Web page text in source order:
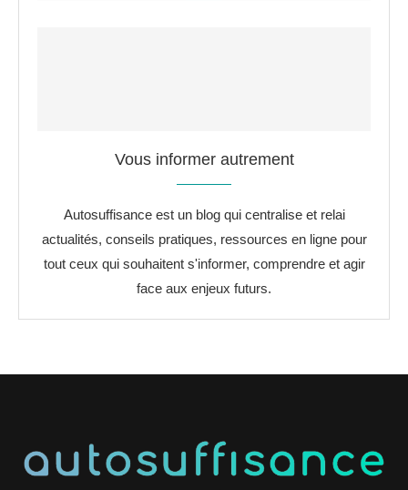
Vous informer autrement
Autosuffisance est un blog qui centralise et relai
actualités, conseils pratiques, ressources en ligne pour
tout ceux qui souhaitent s'informer, comprendre et agir
face aux enjeux futurs.